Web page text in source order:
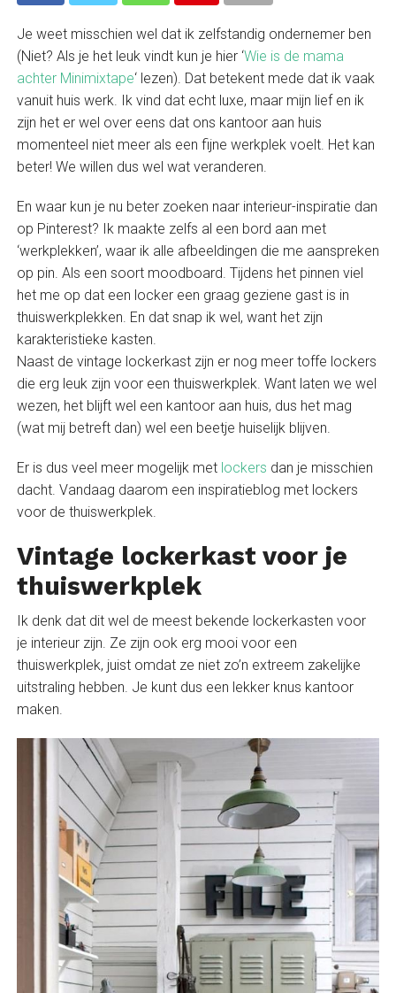
Je weet misschien wel dat ik zelfstandig ondernemer ben
(Niet? Als je het leuk vindt kun je hier ‘Wie is de mama
achter Minimixtape‘ lezen). Dat betekent mede dat ik vaak
vanuit huis werk. Ik vind dat echt luxe, maar mijn lief en ik
zijn het er wel over eens dat ons kantoor aan huis
momenteel niet meer als een fijne werkplek voelt. Het kan
beter! We willen dus wel wat veranderen.
En waar kun je nu beter zoeken naar interieur-inspiratie dan
op Pinterest? Ik maakte zelfs al een bord aan met
‘werkplekken’, waar ik alle afbeeldingen die me aanspreken
op pin. Als een soort moodboard. Tijdens het pinnen viel
het me op dat een locker een graag geziene gast is in
thuiswerkplekken. En dat snap ik wel, want het zijn
karakteristieke kasten.
Naast de vintage lockerkast zijn er nog meer toffe lockers
die erg leuk zijn voor een thuiswerkplek. Want laten we wel
wezen, het blijft wel een kantoor aan huis, dus het mag
(wat mij betreft dan) wel een beetje huiselijk blijven.
Er is dus veel meer mogelijk met lockers dan je misschien
dacht. Vandaag daarom een inspiratieblog met lockers
voor de thuiswerkplek.
Vintage lockerkast voor je
thuiswerkplek
Ik denk dat dit wel de meest bekende lockerkasten voor
je interieur zijn. Ze zijn ook erg mooi voor een
thuiswerkplek, juist omdat ze niet zo’n extreem zakelijke
uitstraling hebben. Je kunt dus een lekker knus kantoor
maken.